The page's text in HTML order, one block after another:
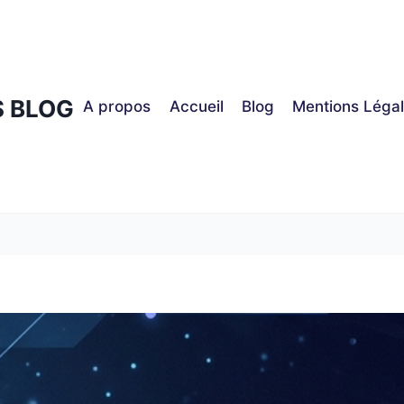
BLOG A propos Accueil Blog Mentions